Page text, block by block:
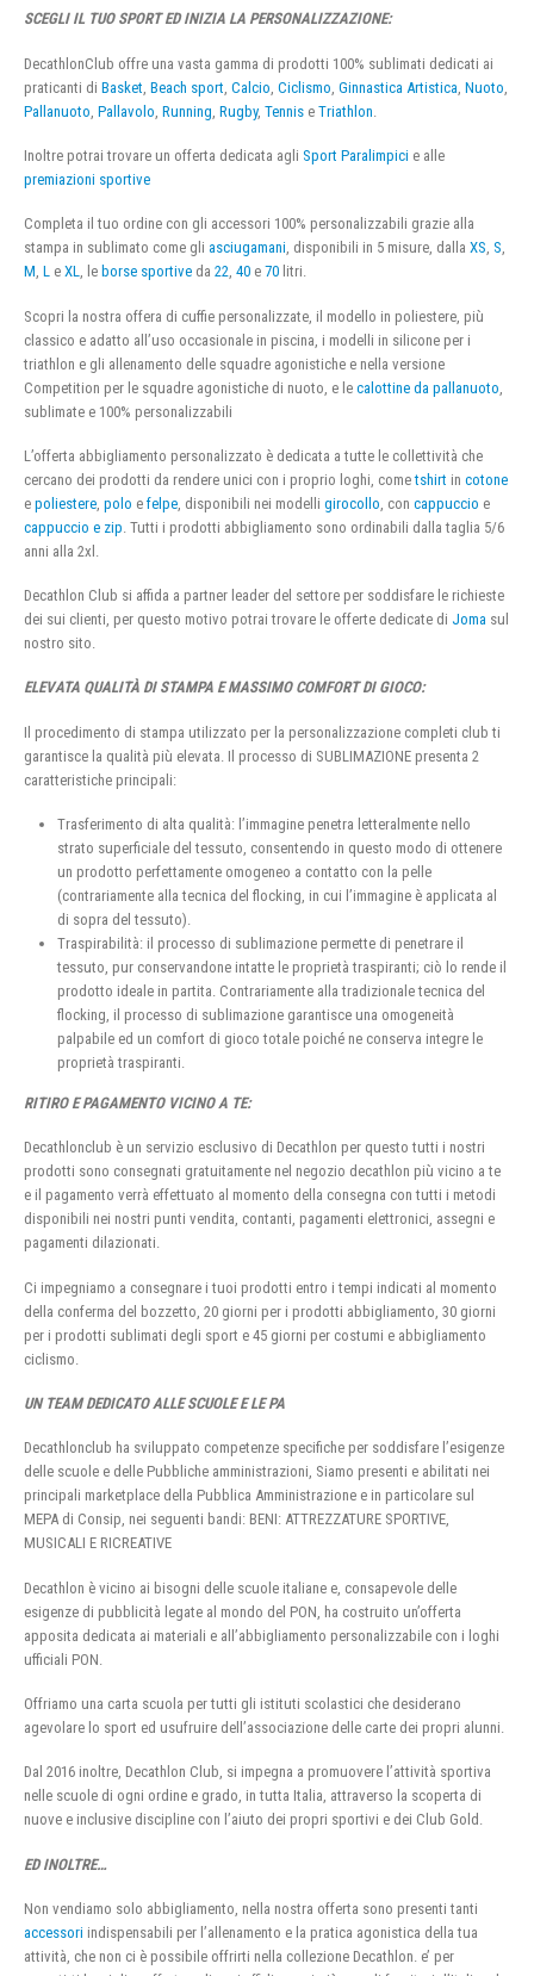
SCEGLI IL TUO SPORT ED INIZIA LA PERSONALIZZAZIONE:
DecathlonClub offre una vasta gamma di prodotti 100% sublimati dedicati ai
praticanti di Basket Beach sport Calcio Ciclismo Ginnastica Artistica Nuoto
Pallanuoto Pallavolo Running Rugby, Tennis e Triathlon
Inoltre potrai trovare un offerta dedicata agli Sport Paralimpici e alle
premiazioni sportive
Completa il tuo ordine con gli accessori 100% personalizzabili grazie alla
stampa in sublimato come gli asciugamani, disponibili in 5 misure, dalla XS, S,
M, L e XL, le borse sportive da 22, 40 e 70 litri.
Scopri la nostra offera di cuffie personalizzate, il modello in poliestere, più
classico e adatto all’uso occasionale in piscina, i modelli in silicone per i
triathlon e gli allenamento delle squadre agonistiche e nella versione
Competition per le squadre agonistiche di nuoto, e le calottine da pallanuoto
sublimate e 100% personalizzabili
L’offerta abbigliamento personalizzato è dedicata a tutte le collettività che
cercano dei prodotti da rendere unici con i proprio loghi, cometshirt in cotone
e poliestere polo e felpe , disponibili nei modelli girocollo , con cappuccio e
cappuccio e zip . Tutti i prodotti abbigliamento sono ordinabili dalla taglia 5/6
anni alla 2xl.
Decathlon Club si affida a partner leader del settore per soddisfare le richieste
dei sui clienti, per questo motivo potrai trovare le offerte dedicate di Joma sul
nostro sito.
ELEVATA QUALITÀ DI STAMPA E MASSIMO COMFORT DI GIOCO:
Il procedimento di stampa utilizzato per la personalizzazione completi club ti
garantisce la qualità più elevata. Il processo di SUBLIMAZIONE presenta 2
caratteristiche principali:
Trasferimento di alta qualità: l’immagine penetra letteralmente nello
strato superficiale del tessuto, consentendo in questo modo di ottenere
un prodotto perfettamente omogeneo a contatto con la pelle
(contrariamente alla tecnica del flocking, in cui l’immagine è applicata al
di sopra del tessuto).
Traspirabilità: il processo di sublimazione permette di penetrare il
tessuto, pur conservandone intatte le proprietà traspiranti; ciò lo rende il
prodotto ideale in partita. Contrariamente alla tradizionale tecnica del
flocking, il processo di sublimazione garantisce una omogeneità
palpabile ed un comfort di gioco totale poiché ne conserva integre le
proprietà traspiranti.
RITIRO E PAGAMENTO VICINO A TE:
Decathlonclub è un servizio esclusivo di Decathlon per questo tutti i nostri
prodotti sono consegnati gratuitamente nel negozio decathlon più vicino a te
e il pagamento verrà effettuato al momento della consegna con tutti i metodi
disponibili nei nostri punti vendita, contanti, pagamenti elettronici, assegni e
pagamenti dilazionati.
Ci impegniamo a consegnare i tuoi prodotti entro i tempi indicati al momento
della conferma del bozzetto, 20 giorni per i prodotti abbigliamento, 30 giorni
per i prodotti sublimati degli sport e 45 giorni per costumi e abbigliamento
ciclismo.
UN TEAM DEDICATO ALLE SCUOLE E LE PA
Decathlonclub ha sviluppato competenze specifiche per soddisfare l’esigenze
delle scuole e delle Pubbliche amministrazioni, Siamo presenti e abilitati nei
principali marketplace della Pubblica Amministrazione e in particolare sul
MEPA di Consip, nei seguenti bandi: BENI: ATTREZZATURE SPORTIVE,
MUSICALI E RICREATIVE
Decathlon è vicino ai bisogni delle scuole italiane e, consapevole delle
esigenze di pubblicità legate al mondo del PON, ha costruito un’offerta
apposita dedicata ai materiali e all’abbigliamento personalizzabile con i loghi
ufficiali PON.
Offriamo una carta scuola per tutti gli istituti scolastici che desiderano
agevolare lo sport ed usufruire dell’associazione delle carte dei propri alunni.
Dal 2016 inoltre, Decathlon Club, si impegna a promuovere l’attività sportiva
nelle scuole di ogni ordine e grado, in tutta Italia, attraverso la scoperta di
nuove e inclusive discipline con l’aiuto dei propri sportivi e dei Club Gold.
ED INOLTRE…
Non vendiamo solo abbigliamento, nella nostra offerta sono presenti tanti
accessori indispensabili per l’allenamento e la pratica agonistica della tua
attività, che non ci è possibile offrirti nella collezione Decathlon. e’ per